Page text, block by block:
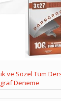
ve Sözel Tüm
Deneme